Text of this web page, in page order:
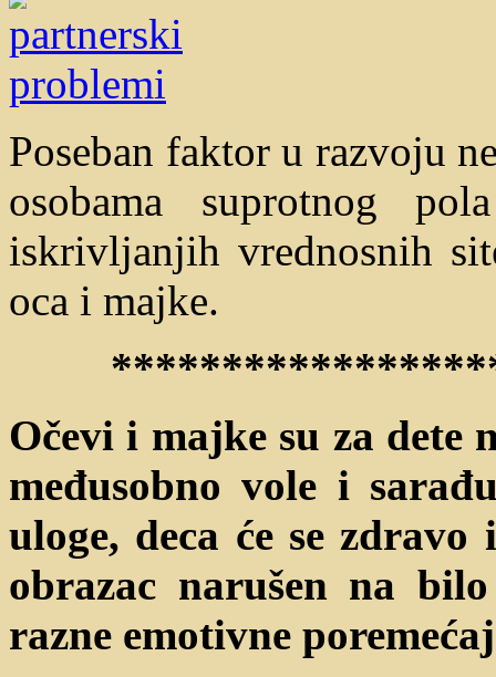
Poseban faktor u razvoju
osobama suprotnog
iskrivljanjih vrednosnih
oca i majke.
Očevi i majke su za
međusobno vole i
uloge, deca će se
obrazac narušen na
razne emotivne